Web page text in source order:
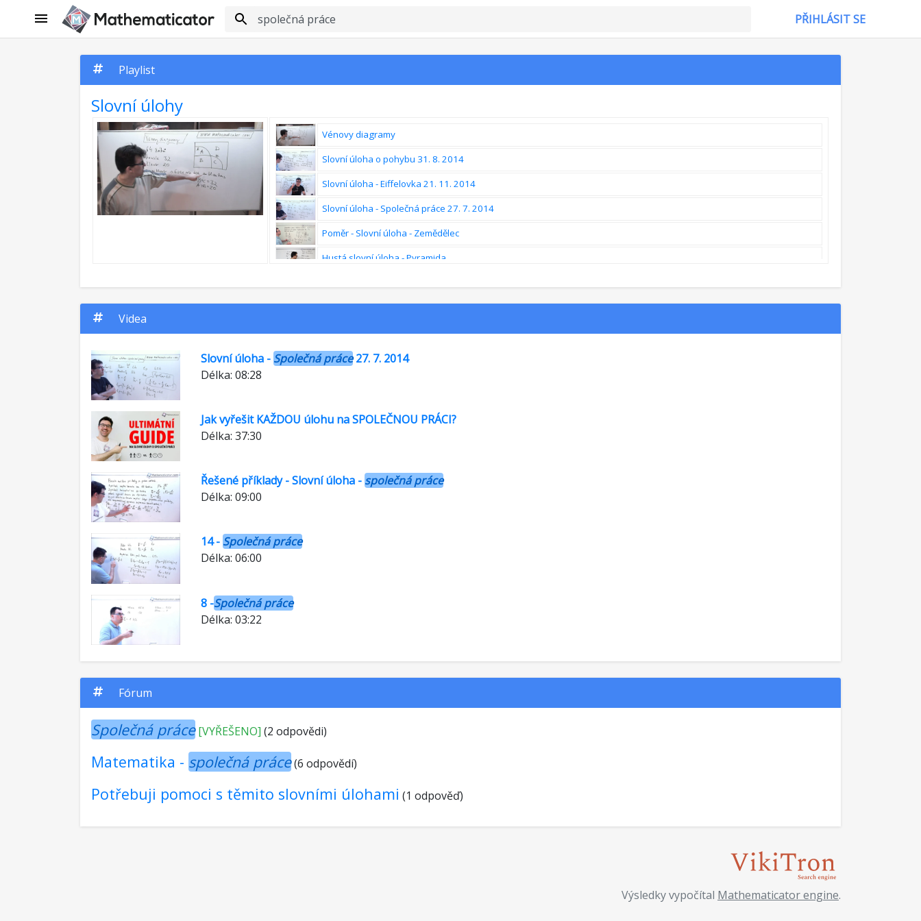
PŘIHLÁSIT SE
Playlist
Slovní úlohy
Vénovy diagramy
Slovní úloha o pohybu 31. 8. 2014
Slovní úloha - Eiffelovka 21. 11. 2014
Slovní úloha - Společná práce 27. 7. 2014
Poměr - Slovní úloha - Zemědělec
Hustá slovní úloha - Pyramida
Slovní úloha o pohybu tam a zpět
Videa
Slovní úloha - Společná práce27. 7. 2014
Délka: 08:28
Jak vyřešit KAŽDOU úlohu na SPOLEČNOU PRÁCI?
Délka: 37:30
Řešené příklady - Slovní úloha - společná práce
Délka: 09:00
14 - Společná práce
Délka: 06:00
8 -Společná práce
Délka: 03:22
Fórum
Společná práce [VYŘEŠENO] (2 odpovědi)
Matematika - společná práce(6 odpovědí)
Potřebuji pomoci s těmito slovními úlohami (1 odpověď)
Výsledky vypočítal Mathematicator engine.